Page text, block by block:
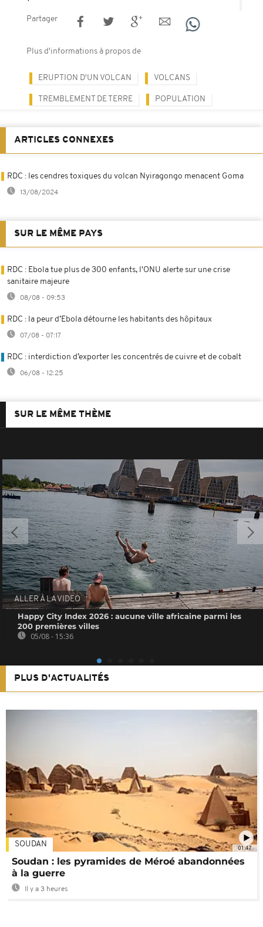
Partager
Plus d'informations à propos de
ERUPTION D'UN VOLCAN VOLCANS
TREMBLEMENT DE TERRE POPULATION
ARTICLES CONNEXES
RDC : les cendres toxiques du volcan Nyiragongo menacent Goma
13/08/2024
SUR LE MÊME PAYS
RDC : Ebola tue plus de 300 enfants, l'ONU alerte sur une crise
sanitaire majeure
08/08 - 09:53
RDC : la peur d’Ebola détourne les habitants des hôpitaux
07/08 - 07:17
RDC : interdiction d’exporter les concentrés de cuivre et de cobalt
06/08 - 12:25
SUR LE MÊME THÈME
ALLER À LA VIDEO
Happy City Index 2026 : aucune ville africaine parmi les
200 premières villes
05/08 - 15:36
PLUS D'ACTUALITÉS
01:47
SOUDAN
Soudan : les pyramides de Méroé abandonnées
à la guerre
Il y a 3 heures